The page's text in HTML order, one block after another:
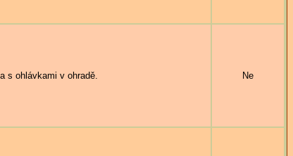
s ohlávkami v ohradě. Ne